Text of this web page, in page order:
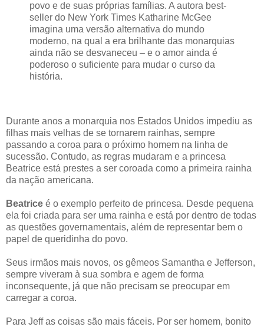
povo e de suas próprias famílias. A autora best-
seller do New York Times Katharine McGee
imagina uma versão alternativa do mundo
moderno, na qual a era brilhante das monarquias
ainda não se desvaneceu – e o amor ainda é
poderoso o suficiente para mudar o curso da
história.
Durante anos a monarquia nos Estados Unidos impediu as
filhas mais velhas de se tornarem rainhas, sempre
passando a coroa para o próximo homem na linha de
sucessão. Contudo, as regras mudaram e a princesa
Beatrice está prestes a ser coroada como a primeira rainha
da nação americana.
Beatrice é o exemplo perfeito de princesa. Desde pequena
ela foi criada para ser uma rainha e está por dentro de todas
as questões governamentais, além de representar bem o
papel de queridinha do povo.
Seus irmãos mais novos, os gêmeos Samantha e Jefferson,
sempre viveram à sua sombra e agem de forma
inconsequente, já que não precisam se preocupar em
carregar a coroa.
Para Jeff as coisas são mais fáceis. Por ser homem, bonito